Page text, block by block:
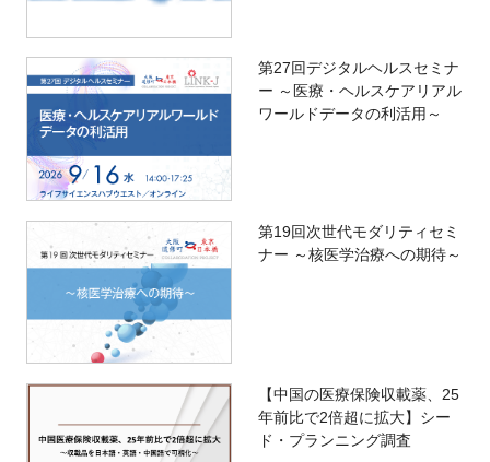
第27回デジタルヘルスセミナ
ー ～医療・ヘルスケアリアル
ワールドデータの利活用～
第19回次世代モダリティセミ
ナー ～核医学治療への期待～
【中国の医療保険収載薬、25
年前比で2倍超に拡大】シー
ド・プランニング調査